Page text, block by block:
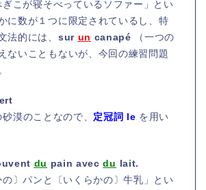
こが寝そべっているソファー」とい
に数が１つに限定されているし、特
法的には、 sur un canapé （一つの
ないこともないが、今回の練習問題
漠のことなので、 定冠詞 le を用い
du pain avecdu
lait.
〕パンと〔いくらかの〕牛乳」とい